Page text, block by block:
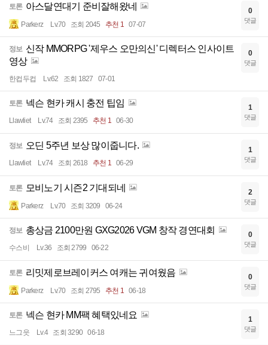
토론 아스달연대기 준비잘해왔네
Parkerz Lv.70 조회 2045 추천 1 07-07
0
댓글
정보 신작 MMORPG '제우스 오만의신' 디렉터스 인사이트
영상
한컵두컵 Lv.62 조회 1827 07-01
0
댓글
토론 넥슨 현카 캐시 충전 팁임
Llawliet Lv.74 조회 2395 추천 1 06-30
1
댓글
정보 오딘 5주년 보상 많이줍니다.
Llawliet Lv.74 조회 2618 추천 1 06-29
1
댓글
토론 모비노기 시즌2 기대되네
Parkerz Lv.70 조회 3209 06-24
2
댓글
정보 총상금 2100만원 GXG2026 VGM 창작 경연대회
수스비 Lv.36 조회 2799 06-22
0
댓글
토론 리밋제로브레이커스 여캐는 귀여웠음
Parkerz Lv.70 조회 2795 추천 1 06-18
0
댓글
토론 넥슨 현카 MM팩 혜택있네요
느그읏 Lv.4 조회 3290 06-18
1
댓글